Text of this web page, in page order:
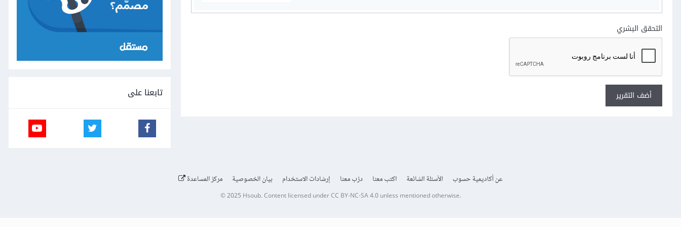
التحقق البشري
أضف التقرير تابعنا على
عن أكاديمية حسوب الأسئلة الشائعة اكتب معنا درّب معنا إرشادات الاستخدام بيان الخصوصية مركز المساعدة
© 2025 Hsoub.Content licensed underCC BY-NC-SA 4.0unless mentioned otherwise.